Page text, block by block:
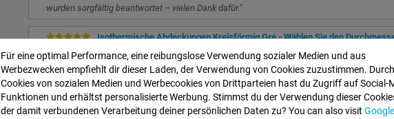
wurden sorgfältig beantwortet – vielen Dank dafür."
Isothermische Abdeckungen Kreisförmig Gre - Wählen Sie den
772999
Skimmer erhöhter Pool und Impulsdüse Weiß Gre AR100
Bypass-Satz Gre AR2000
Mini Gre Wärmepumpe für Oberirdische Pools HPM20
Gre Poolfolie Für Runden Pools 460 cm Durchmesser - Wählen Sie die
Für eine optimal Performance, eine reibungslose Verwendung sozialer Medien und aus
Werbezwecken empfiehlt dir dieser Laden, der Verwendung von Cookies zuzustimmen. Durch
Cookies von sozialen Medien und Werbecookies von Drittparteien hast du Zugriff auf Social-
Funktionen und erhältst personalisierte Werbung. Stimmst du der Verwendung dieser
der damit verbundenen Verarbeitung deiner persönlichen Daten zu? You can also visit